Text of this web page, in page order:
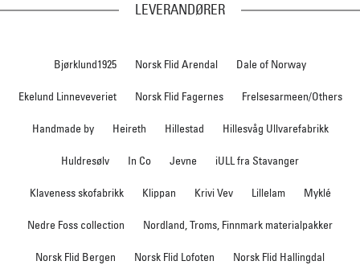
LEVERANDØRER
Bjørklund1925 Norsk Flid Arendal Dale of Norway
Ekelund Linneveveriet Norsk Flid Fagernes Frelsesarmeen/Others
Handmade by Heireth Hillestad Hillesvåg Ullvarefabrikk
Huldresølv In Co Jevne iULL fra Stavanger
Klaveness skofabrikk Klippan Krivi Vev Lillelam Myklé
Nedre Foss collection Nordland, Troms, Finnmark materialpakker
Norsk Flid Bergen Norsk Flid Lofoten Norsk Flid Hallingdal